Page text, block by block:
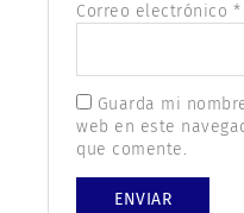
Correo electrónico *
Guarda mi
web en este
que comente.